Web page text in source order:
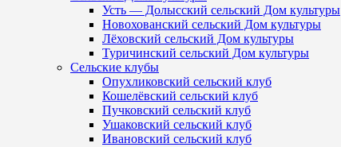
Усть — Долысский сельский Дом культуры
Новохованский сельский Дом культуры
Лёховский сельский Дом культуры
Туричинский сельский Дом культуры
Сельские клубы
Опухликовский сельский клуб
Кошелёвский сельский клуб
Пучковский сельский клуб
Ушаковский сельский клуб
Ивановский сельский клуб